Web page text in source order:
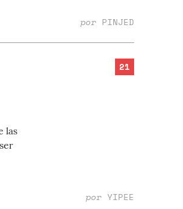
por PINJED
21
las
por YIPEE